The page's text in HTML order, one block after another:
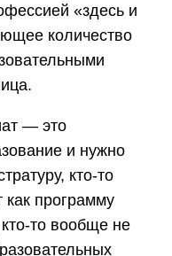
«здесь и
количество
— это
и нужно
кто-то
как программу
то вообще не